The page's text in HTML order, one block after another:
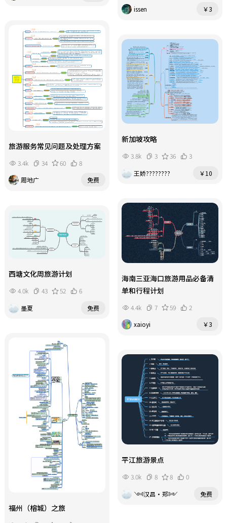
issen
￥3
旅游服务常见问题及处理方案
3.4k 34 60
8
周地广
免费
新加坡攻略
3.8k 3 36
3
王娇????????
￥10
海南三亚海口旅游用品必备清
单和行程计划
4.4k 7 59
2
xaioyi
￥3
西塘文化周旅游计划
4.0k 43 52
6
墨夏
免费
福州（榕城）之旅
平江旅游景点
3.0k 8 8
0
༺汉昌·郑༻
免费